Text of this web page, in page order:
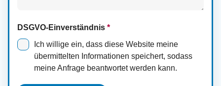
DSGVO-Einverständnis *
Ich willige ein, dass diese Website meine
übermittelten Informationen speichert, sodass
meine Anfrage beantwortet werden kann.